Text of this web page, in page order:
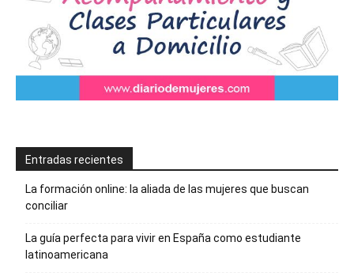
Entradas recientes
La formación online: la aliada de las mujeres que buscan
conciliar
La guía perfecta para vivir en España como estudiante
latinoamericana